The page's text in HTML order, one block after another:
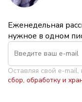
Еженедельная
нужное в одном
Оставляя свой e-mail,
сбор, обработку и